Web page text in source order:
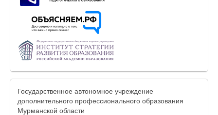
Государственное автономное учреждение
дополнительного профессионального образования
Мурманской области